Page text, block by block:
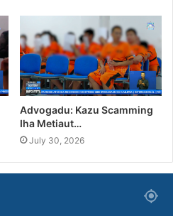
Advogadu: Kazu Scamming
Iha Metiaut…
July 30, 2026